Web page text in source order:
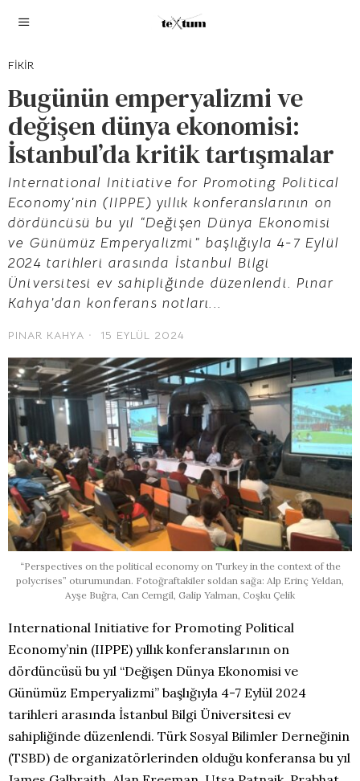
FIKIR
Bugünün emperyalizmi ve
değişen dünya ekonomisi:
İstanbul’da kritik tartışmalar
International Initiative for Promoting Political
Economy'nin (IIPPE) yıllık konferanslarının on
dördüncüsü bu yıl “Değişen Dünya Ekonomisi
ve Günümüz Emperyalizmi” başlığıyla 4-7 Eylül
2024 tarihleri arasında İstanbul Bilgi
Üniversitesi ev sahipliğinde düzenlendi. Pınar
Kahya’dan konferans notları...
PINAR KAHYA 15 EYLÜL 2024
“Perspectives on the political economy on Turkey in the context of the
polycrises” oturumundan. Fotoğraftakiler soldan sağa: Alp Erinç Yeldan,
Ayşe Buğra, Can Cemgil, Galip Yalman, Coşku Çelik
International Initiative for Promoting Political
Economy’nin (IIPPE) yıllık konferanslarının on
dördüncüsü bu yıl “Değişen Dünya Ekonomisi ve
Günümüz Emperyalizmi” başlığıyla 4-7 Eylül 2024
tarihleri arasında İstanbul Bilgi Üniversitesi ev
sahipliğinde düzenlendi. Türk Sosyal Bilimler Derneğinin
(TSBD) de organizatörlerinden olduğu konferansa bu yıl